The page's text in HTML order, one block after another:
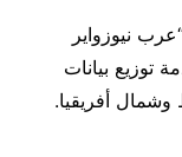
نيوزواير
توزيع بيانات
أفريقيا.